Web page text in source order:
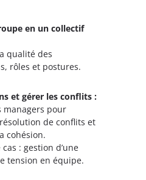
en un collectif
qualité des
rôles et postures.
et gérer les conflits :
managers pour
de conflits et
cohésion.
: gestion d’une
tension en équipe.